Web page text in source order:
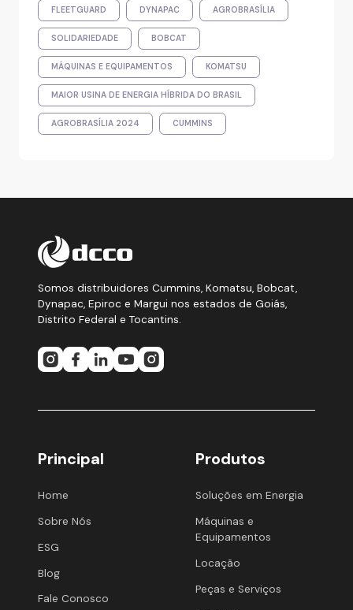
FLEETGUARD DYNAPAC AGROBRASÍLIA
SOLIDARIEDADE BOBCAT
MÁQUINAS E EQUIPAMENTOS KOMATSU
MAIOR USINA DE ENERGIA HÍBRIDA DO BRASIL
AGROBRASÍLIA 2024 CUMMINS
Somos distribuidores Cummins, Komatsu, Bobcat,
Dynapac, Epiroc e Margui nos estados de Goiás,
Distrito Federal e Tocantins.
Principal
Home
Sobre Nós
ESG
Blog
Fale Conosco
Produtos
Soluções em Energia
Máquinas e
Equipamentos
Locação
Peças e Serviços